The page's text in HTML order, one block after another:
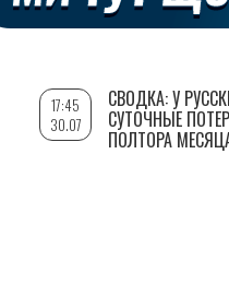
17:45
30.07
СВОДКА: У
СУТОЧНЫЕ
ПОЛТОРА